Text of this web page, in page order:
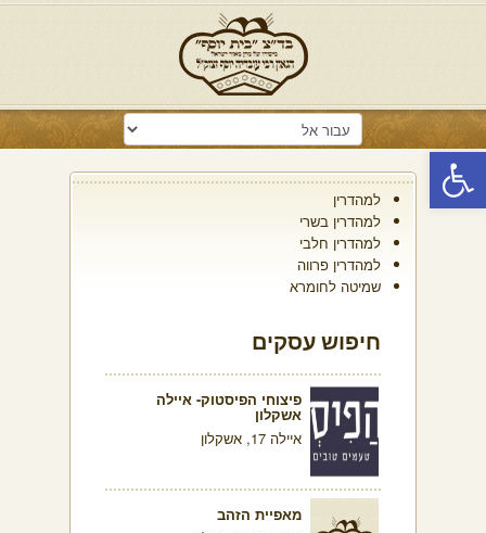
פתח סרגל נגישות
למהדרין
למהדרין בשרי
למהדרין חלבי
למהדרין פרווה
שמיטה לחומרא
חיפוש עסקים
פיצוחי הפיסטוק- איילה
אשקלון
איילה 17, אשקלון
מאפיית הזהב